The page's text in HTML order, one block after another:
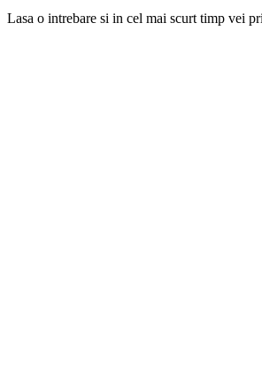
Lasa o intrebare si in cel mai scurt timp vei